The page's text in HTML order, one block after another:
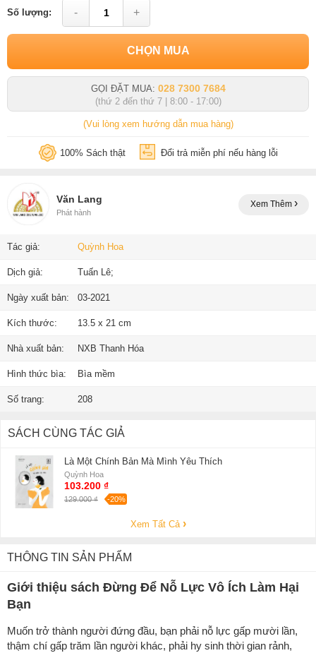
Số lượng: - +
CHỌN MUA
GỌI ĐẶT MUA: 028 7300 7684
(thứ 2 đến thứ 7 | 8:00 - 17:00)
(Vui lòng xem hướng dẫn mua hàng)
100% Sách thật Đổi trả miễn phí nếu hàng lỗi
Văn Lang
Phát hành
Xem Thêm
Tác giả: Quỳnh Hoa
Dịch giả: Tuấn Lê;
Ngày xuất bản: 03-2021
Kích thước: 13.5 x 21 cm
Nhà xuất bản: NXB Thanh Hóa
Hình thức bìa: Bìa mềm
Số trang: 208
SÁCH CÙNG TÁC GIẢ
Là Một Chính Bản Mà Mình Yêu Thích
Quỳnh Hoa
103.200 ₫
129.000 ₫ -20%
Xem Tất Cả
THÔNG TIN SẢN PHẨM
Giới thiệu sách Đừng Để Nỗ Lực Vô Ích Làm Hại
Bạn
Muốn trở thành người đứng đầu, bạn phải nỗ lực gấp mười lần,
thậm chí gấp trăm lần người khác, phải hy sinh thời gian rảnh,